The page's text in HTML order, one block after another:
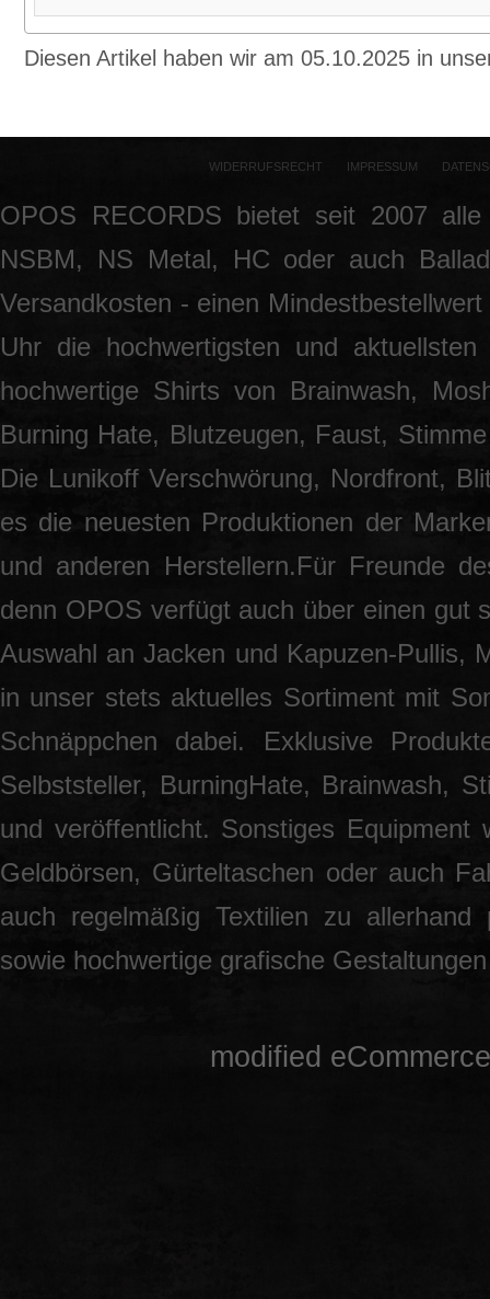
Diesen Artikel haben wir am 05.10.2025 in
WIDERRUFSRECHT IMPRESSUM
OPOS RECORDS bietet seit 2007
NSBM, NS Metal, HC oder auch
Versandkosten - einen
Uhr die hochwertigsten und
hochwertige Shirts von Brainwash,
Burning Hate, Blutzeugen, Faust,
Die Lunikoff Verschwörung, Nordfront,
es die neuesten Produktionen der
und anderen Herstellern.Für Freunde
denn OPOS verfügt auch über einen gut
Auswahl an Jacken und Kapuzen-Pullis,
in unser stets aktuelles Sortiment mit
Schnäppchen dabei. Exklusive
Selbststeller, BurningHate, Brainwash,
und veröffentlicht. Sonstiges Equipment
Geldbörsen, Gürteltaschen oder auch
auch regelmäßig Textilien zu allerhand
sowie hochwertige grafische
mod ified